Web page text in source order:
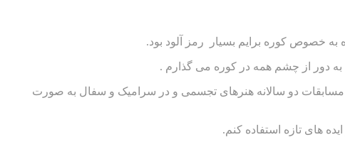
خصوص کوره برایم بسیار رمز آلود بود.
این کار علاقه مند بودم که روز شماری می کردم مدرسه تمام شود و در کار گاه مشغول به کار شوم در سال های ۸۸ و ۹۰ در مسابقات دو سالانه هنرهای تجسمی و در سرامیک و سفال به صورت
های تازه استفاده کنم.